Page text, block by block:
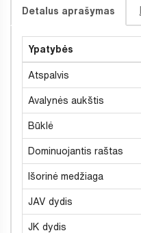
Detalus aprašymas
Ypatybės
Atspalvis
Avalynės aukštis
Būklė
Dominuojantis raštas
Išorinė medžiaga
JAV dydis
JK dydis